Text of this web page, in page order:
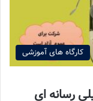
کارگاه های آموزشی
رسانه ای